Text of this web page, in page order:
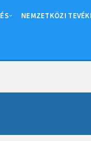
NEMZETKÖZI